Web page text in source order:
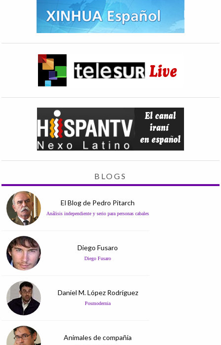
BLOGS
El Blog de Pedro Pitarch
Análisis independiente y serio para personas cabales
Diego Fusaro
Diego Fusaro
Daniel M. López Rodríguez
Posmodernia
Animales de compañía